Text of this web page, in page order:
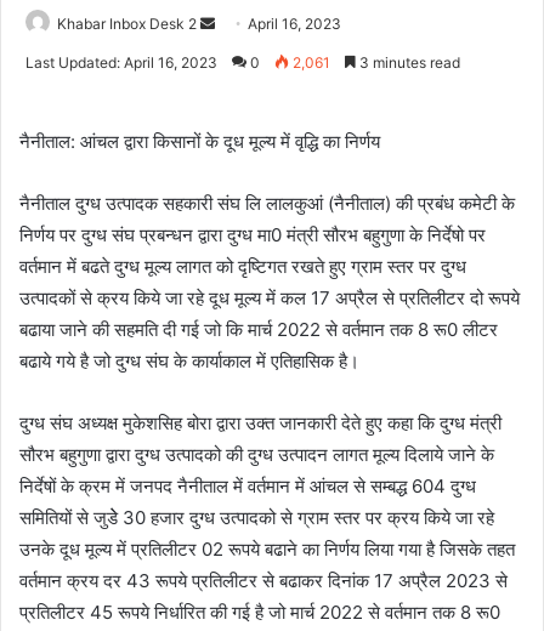
Khabar Inbox Desk 2
SendApril 16, 2023
Last Updated: April 16, 2023 0 2,061 3 minutes read
नैनीताल: आंचल द्वारा किसानों के दूध मूल्य में वृद्धि का निर्णय
नैनीताल दुग्ध उत्पादक सहकारी संघ लि लालकुआं (नैनीताल) की प्रबंध कमेटी के
निर्णय पर दुग्ध संघ प्रबन्धन द्वारा दुग्ध मा0 मंत्री सौरभ बहुगुणा के निर्देषो पर
वर्तमान में बढते दुग्ध मूल्य लागत को दृष्टिगत रखते हुए ग्राम स्तर पर दुग्ध
उत्पादकों से क्रय किये जा रहे दूध मूल्य में कल 17 अप्रैल से प्रतिलीटर दो रूपये
बढाया जाने की सहमति दी गई जो कि मार्च 2022 से वर्तमान तक 8 रू0 लीटर
बढाये गये है जो दुग्ध संघ के कार्याकाल में एतिहासिक है।
दुग्ध संघ अध्यक्ष मुकेशसिह बोरा द्वारा उक्त जानकारी देते हुए कहा कि दुग्ध मंत्री
सौरभ बहुगुणा द्वारा दुग्ध उत्पादको की दुग्ध उत्पादन लागत मूल्य दिलाये जाने के
निर्देषों के क्रम में जनपद नैनीताल में वर्तमान में आंचल से सम्बद्ध 604 दुग्ध
समितियों से जुडेे 30 हजार दुग्ध उत्पादको से ग्राम स्तर पर क्रय किये जा रहे
उनके दूध मूल्य में प्रतिलीटर 02 रूपये बढाने का निर्णय लिया गया है जिसके तहत
वर्तमान क्रय दर 43 रूपये प्रतिलीटर से बढाकर दिनांक 17 अप्रैल 2023 से
प्रतिलीटर 45 रूपये निर्धारित की गई है जो मार्च 2022 से वर्तमान तक 8 रू0